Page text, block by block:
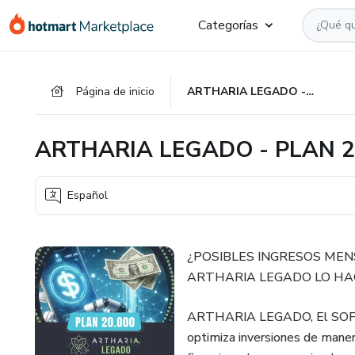
Categorías
Página de inicio ARTHARIA LEGADO - PLAN 20,000 -
ARTHARIA LEGADO - PLAN
Español
¿POSIBLES INGRESOS
ARTHARIA LEGADO LO
ARTHARIA LEGADO, El
optimiza inversiones de